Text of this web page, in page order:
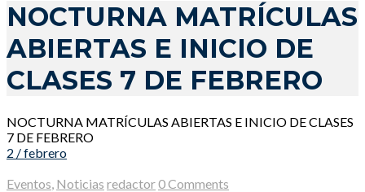
NOCTURNA MATRÍCULAS
ABIERTAS E INICIO DE
CLASES 7 DE FEBRERO
NOCTURNA MATRÍCULAS ABIERTAS E INICIO DE CLASES
7 DE FEBRERO
2 / febrero
Eventos Noticias redactor0 Comments